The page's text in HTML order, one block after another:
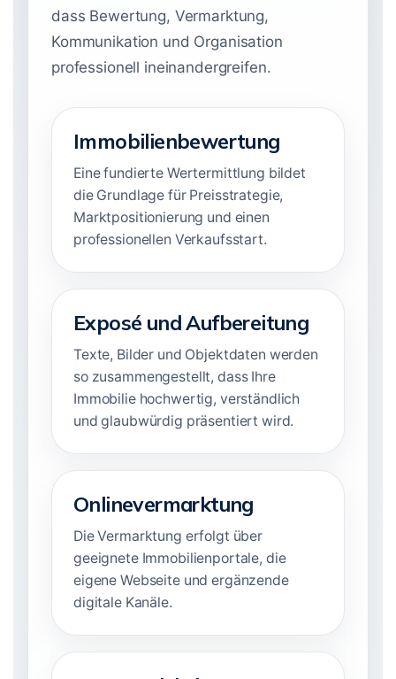
dass Bewertung, Vermarktung,
Kommunikation und Organisation
professionell ineinandergreifen.
Immobilienbewertung
Eine fundierte Wertermittlung bildet
die Grundlage für Preisstrategie,
Marktpositionierung und einen
professionellen Verkaufsstart.
Exposé und Aufbereitung
Texte, Bilder und Objektdaten werden
so zusammengestellt, dass Ihre
Immobilie hochwertig, verständlich
und glaubwürdig präsentiert wird.
Onlinevermarktung
Die Vermarktung erfolgt über
geeignete Immobilienportale, die
eigene Webseite und ergänzende
digitale Kanäle.